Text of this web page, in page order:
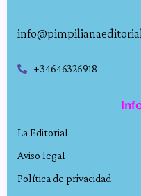
+34646326918
La Editorial
Aviso legal
Política de privacidad